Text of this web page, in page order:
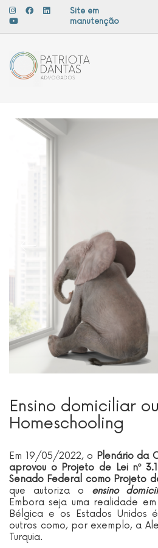
Site em
manutenção
Ensino domiciliar ou
Homeschooling
Em 19/05/2022, o Plenário da
aprovou o Projeto de Lei nº
Senado Federal como Projeto
que autoriza o ensino
Embora seja uma realidade
Bélgica e os Estados Unidos
outros como, por exemplo, a
Turquia.